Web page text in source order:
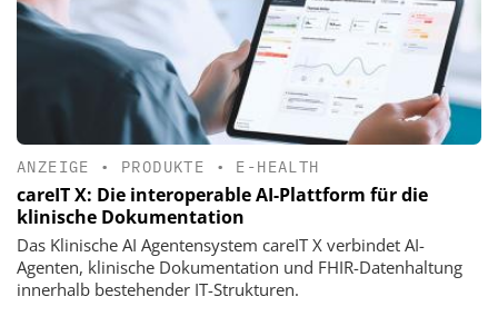
ANZEIGE • PRODUKTE • E-HEALTH
careIT X: Die interoperable AI-Plattform für die
klinische Dokumentation
Das Klinische AI Agentensystem careIT X verbindet AI-
Agenten, klinische Dokumentation und FHIR-Datenhaltung
innerhalb bestehender IT-Strukturen.